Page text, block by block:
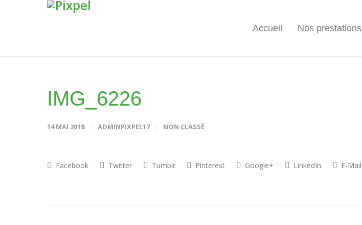
Accueil Nos prestations
IMG_6226
14 MAI 2018 ADMINPIXPEL17 NON CLASSÉ
Facebook Twitter Tumblr Pinterest Google+ LinkedIn E-Mail